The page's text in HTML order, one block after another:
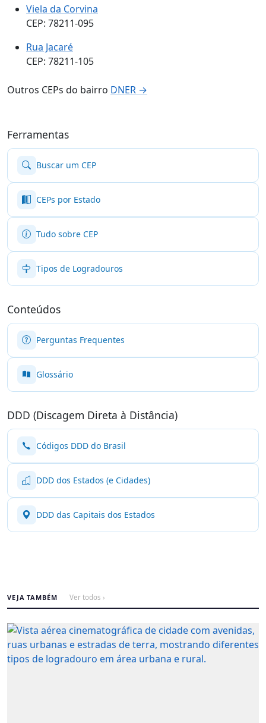
Viela da Corvina
CEP: 78211-095
Rua Jacaré
CEP: 78211-105
Outros CEPs do bairro DNER →
Ferramentas
Buscar um CEP
CEPs por Estado
Tudo sobre CEP
Tipos de Logradouros
Conteúdos
Perguntas Frequentes
Glossário
DDD (Discagem Direta à Distância)
Códigos DDD do Brasil
DDD dos Estados (e Cidades)
DDD das Capitais dos Estados
VEJA TAMBÉM Ver todos ›